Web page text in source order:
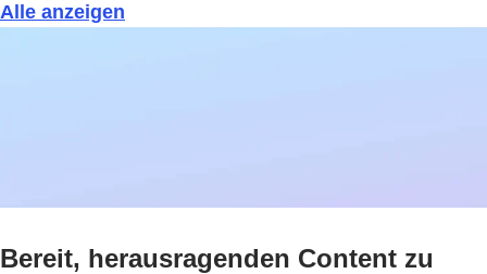
Alle anzeigen
Bereit, herausragenden Content zu